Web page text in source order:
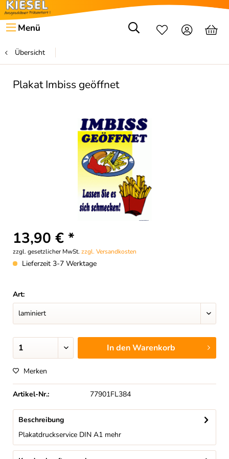
Menü
Übersicht
Plakat Imbiss geöffnet
13,90 € *
zzgl. gesetzlicher MwSt. zzgl. Versandkosten
Lieferzeit 3-7 Werktage
Art:
In denWarenkorb
Merken
Artikel-Nr.: 77901FL384
Beschreibung
Plakatdruckservice DIN A1 mehr